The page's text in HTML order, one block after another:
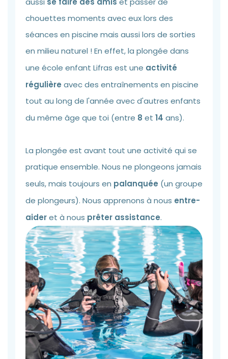
chouettes moments avec eux lors des
séances en piscine mais aussi lors de sorties
en milieu naturel ! En effet, la plongée dans
une école enfant Lifras est une activité
régulière avec des entraînements en piscine
tout au long de l'année avec d'autres enfants
du même âge que toi (entre 8 et 14 ans).
La plongée est avant tout une activité qui se
pratique ensemble. Nous ne plongeons jamais
seuls, mais toujours en palanquée (un groupe
de plongeurs). Nous apprenons à nous entre-
aideret à nous prêter assistance.